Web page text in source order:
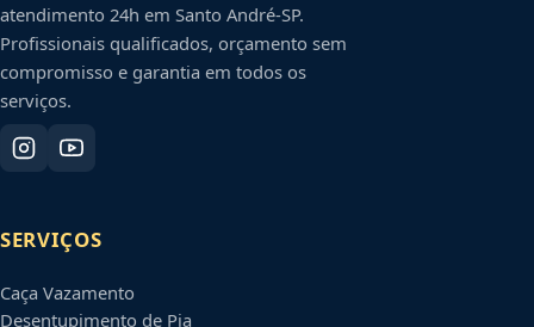
atendimento 24h em Santo André-SP.
Profissionais qualificados, orçamento sem
compromisso e garantia em todos os
serviços.
SERVIÇOS
Caça Vazamento
Desentupimento de Pia